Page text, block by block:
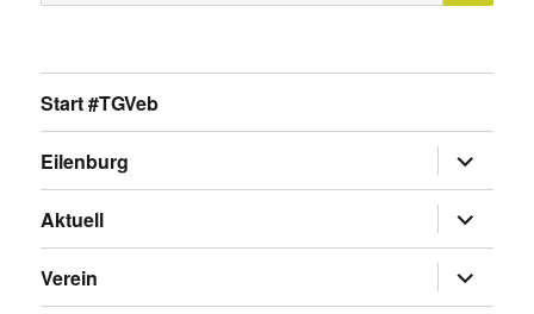
nach:
Start #TGVeb
Eilenburg
anzeigen
Aktuell
anzeigen
Verein
anzeigen